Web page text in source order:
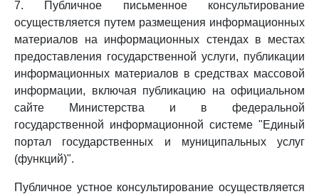
7. Публичное письменное консультирование
осуществляется путем размещения информационных
материалов на информационных стендах в местах
предоставления государственной услуги, публикации
информационных материалов в средствах массовой
информации, включая публикацию на официальном
сайте Министерства и в федеральной
государственной информационной системе "Единый
портал государственных и муниципальных услуг
(функций)".
Публичное устное консультирование осуществляется